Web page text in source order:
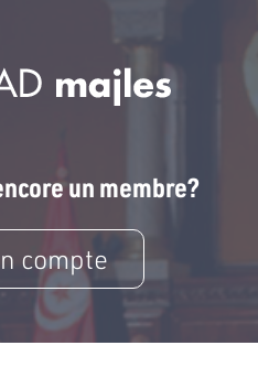
un membre?
compte